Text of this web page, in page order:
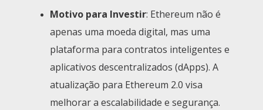
Motivo para Investir: Ethereum não é
apenas uma moeda digital, mas uma
plataforma para contratos inteligentes e
aplicativos descentralizados (dApps). A
atualização para Ethereum 2.0 visa
melhorar a escalabilidade e segurança.